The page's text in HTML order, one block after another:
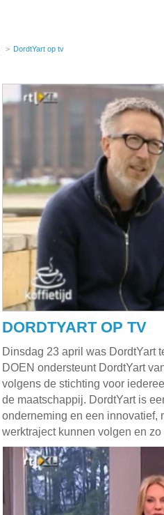
> DordtYart op tv
DORDTYART OP TV
Dinsdag 23 april was DordtYart
DOEN ondersteunt DordtYart
volgens de stichting voor
de maatschappij. DordtYart is
onderneming en een innovatief,
werktraject kunnen volgen en